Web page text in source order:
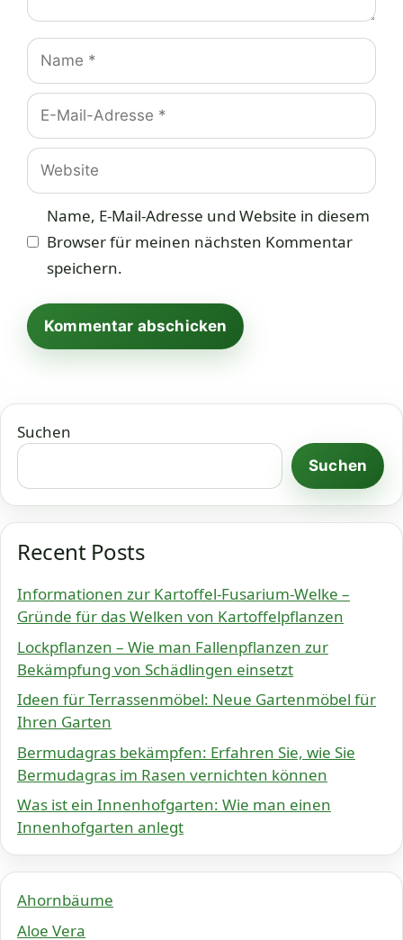
Name
E-
Mail-
Adresse
Website
Name, E-Mail-Adresse und Website in diesem
Browser für meinen nächsten Kommentar
speichern.
Suchen
Suchen
Recent Posts
Informationen zur Kartoffel-Fusarium-Welke –
Gründe für das Welken von Kartoffelpflanzen
Lockpflanzen – Wie man Fallenpflanzen zur
Bekämpfung von Schädlingen einsetzt
Ideen für Terrassenmöbel: Neue Gartenmöbel für
Ihren Garten
Bermudagras bekämpfen: Erfahren Sie, wie Sie
Bermudagras im Rasen vernichten können
Was ist ein Innenhofgarten: Wie man einen
Innenhofgarten anlegt
Ahornbäume
Aloe Vera